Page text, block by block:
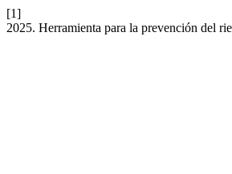
[1]
2025. Herramienta para la prevención del